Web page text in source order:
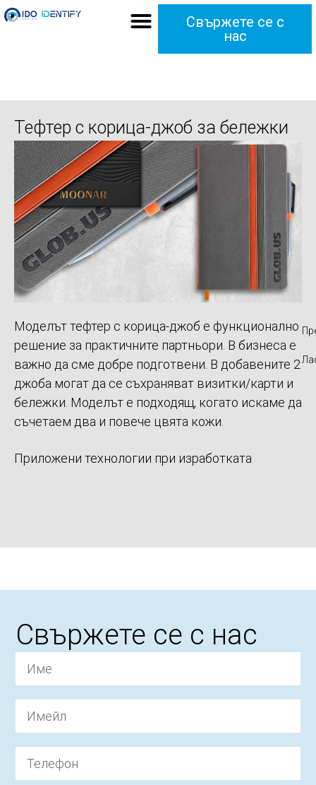
Свържете се с
нас
Тефтер с корица-джоб за бележки
Моделът тефтер с корица-джоб е функционално
решение за практичните партньори. В бизнеса е
важно да сме добре подготвени. В добавените 2
джоба могат да се съхраняват визитки/карти и
бележки. Моделът е подходящ, когато искаме да
съчетаем два и повече цвята кожи.
Приложени технологии при изработката
Свържете се с нас